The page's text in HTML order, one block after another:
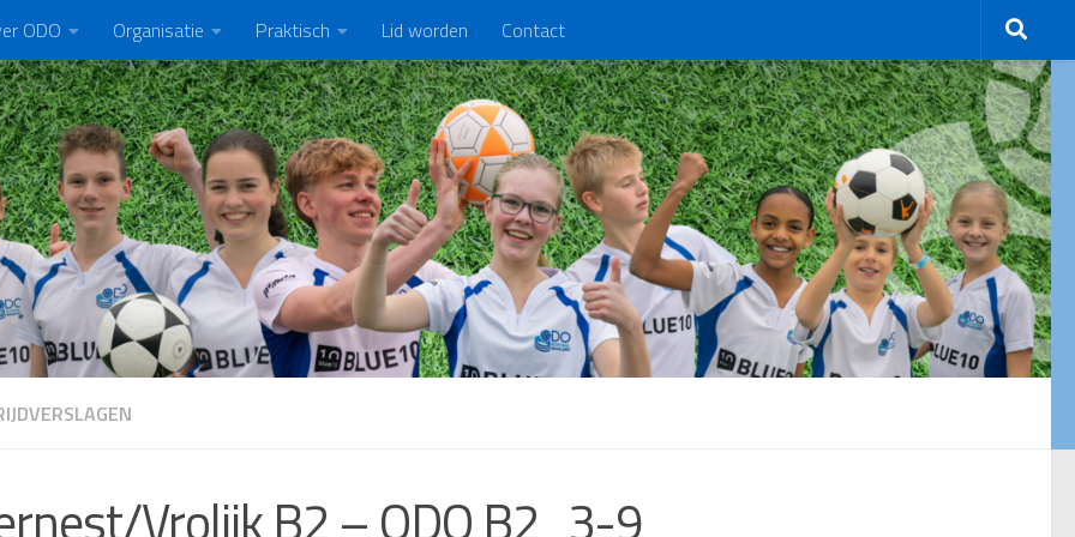
ODO Organisatie Praktisch Lid worden Contact
Vrolijk B2 – ODO B2 3-9